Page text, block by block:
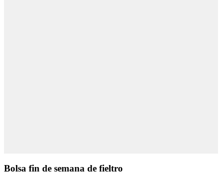
Bolsa fin de semana de fieltro